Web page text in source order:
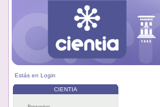
Estás en Login
CIENTIA